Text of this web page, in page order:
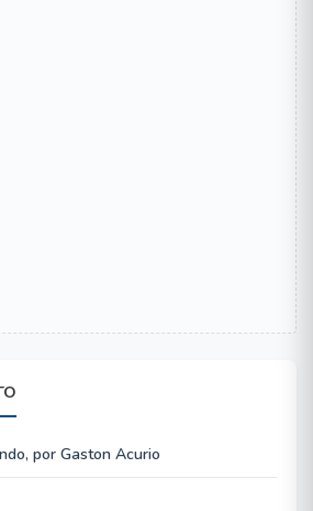
por Gaston Acurio